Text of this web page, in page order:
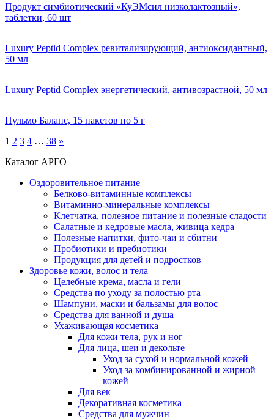
Продукт симбиотический «КуЭМсил низколактозный»,
таблетки, 60 шт
Luxury Peptid Complex ревитализирующий, антиоксидантный,
50 мл
Luxury Peptid Complex энергетический, антивозрастной, 50 мл
Пульмо Баланс, 15 пакетов по 5 г
1 2 3 4 … 38 »
Каталог АРГО
Оздоровительное питание
Белково-витаминные комплексы
Витаминно-минеральные комплексы
Клетчатка, полезное питание и полезные сладости
Салатные и кедровые масла, живица кедра
Полезные напитки, фито-чаи и сбитни
Пробиотики и пребиотики
Продукция для детей и подростков
Здоровье кожи, волос и тела
Целебные крема, масла и гели
Средства по уходу за полостью рта
Шампуни, маски и бальзамы для волос
Средства для ванной и душа
Ухаживающая косметика
Для кожи тела, рук и ног
Для лица, шеи и декольте
Уход за сухой и нормальной кожей
Уход за комбинированной и жирной
кожей
Для век
Декоративная косметика
Средства для мужчин